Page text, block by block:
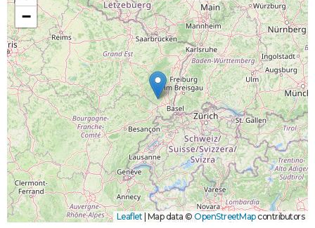
−
Leaflet Map data ©OpenStreetMapcontributors